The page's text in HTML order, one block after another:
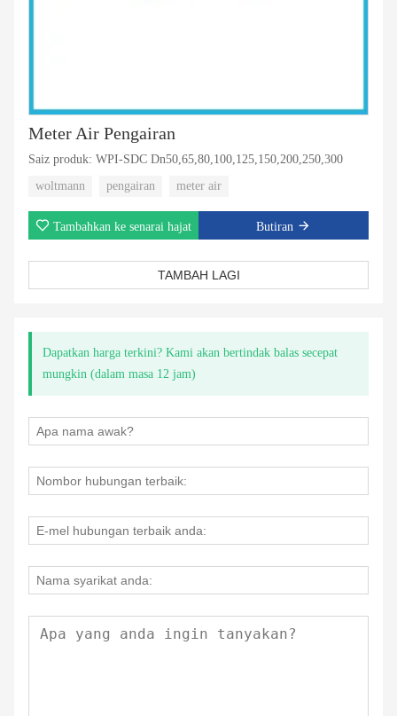
Meter Air Pengairan
Saiz produk: WPI-SDC Dn50,65,80,100,125,150,200,250,300
woltmann
pengairan meter air
Tambahkan ke senarai hajat Butiran
TAMBAH LAGI
Dapatkan harga terkini? Kami akan bertindak balas secepat
mungkin (dalam masa 12 jam)